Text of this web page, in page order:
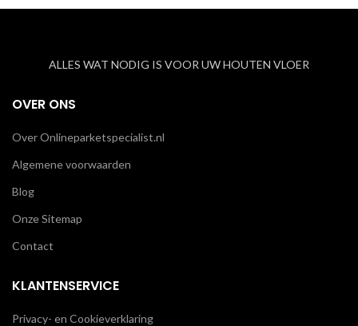
ALLES WAT NODIG IS VOOR UW HOUTEN VLOER
OVER ONS
Over Onlineparketspecialist.nl
Algemene voorwaarden
Blog
Onze Sitemap
Contact
KLANTENSERVICE
Privacy- en Cookieverklaring